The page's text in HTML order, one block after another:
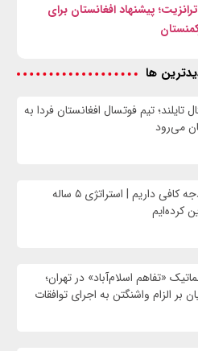
پیشنهاد افغانستان برای
ها
تایلند؛ تیم فوتسال افغانستان فردا به
می‌رود
مجاهد: بودجه کافی داریم | استراتژی ۵ ساله
کرده‌ایم
«تفاهم اسلام‌آباد» در تهران؛
بر الزام واشنگتن به اجرای توافقات